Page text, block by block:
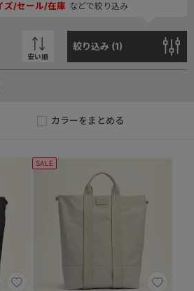
ズ/セール/在庫 などで絞り込み
安い順
絞り込み (1)
カラーをまとめる
SALE